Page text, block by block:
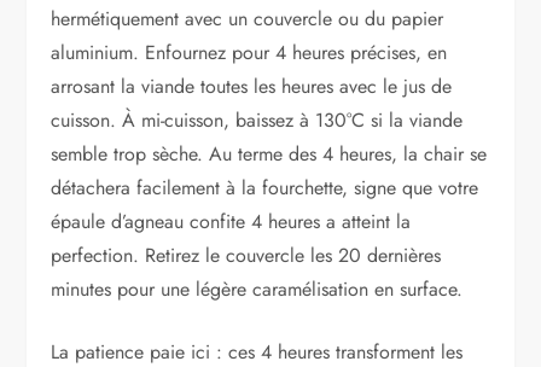
hermétiquement avec un couvercle ou du papier
aluminium. Enfournez pour 4 heures précises, en
arrosant la viande toutes les heures avec le jus de
cuisson. À mi-cuisson, baissez à 130°C si la viande
semble trop sèche. Au terme des 4 heures, la chair se
détachera facilement à la fourchette, signe que votre
épaule d’agneau confite 4 heures a atteint la
perfection. Retirez le couvercle les 20 dernières
minutes pour une légère caramélisation en surface.
La patience paie ici : ces 4 heures transforment les